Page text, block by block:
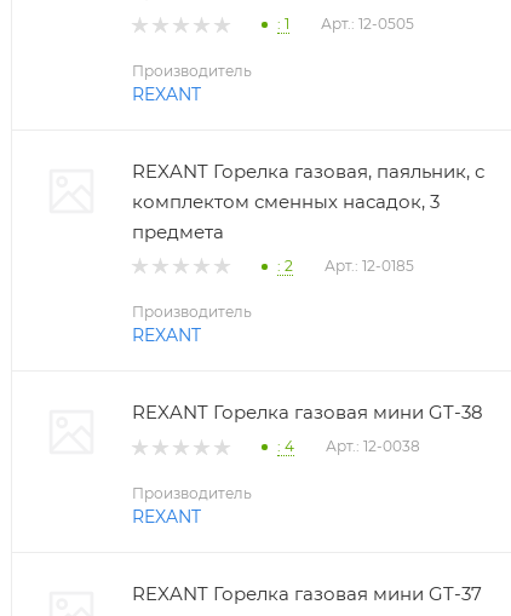
: 1 Арт.: 12-0505
Производитель
REXANT
REXANT Горелка газовая, паяльник, с
комплектом сменных насадок, 3
предмета
: 2 Арт.: 12-0185
Производитель
REXANT
REXANT Горелка газовая мини GT-38
: 4 Арт.: 12-0038
Производитель
REXANT
REXANT Горелка газовая мини GT-37